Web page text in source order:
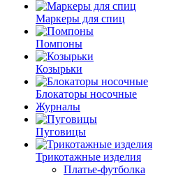
Маркеры для спиц
Помпоны
Козырьки
Блокаторы носочные
Журналы
Пуговицы
Трикотажные изделия
Платье-футболка